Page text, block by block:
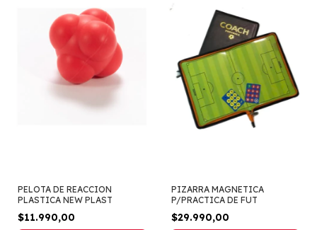
PELOTA DE REACCION
PLASTICA NEW PLAST
$11.990,00
PIZARRA MAGNETICA
P/PRACTICA DE FUT
$29.990,00